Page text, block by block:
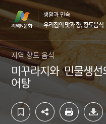
컨
텐
영
역
하
단
역
바
생활과 민속
우리집의 맛과 향, 향토음식
지역 향토 음식
미꾸라지와 민물생
어탕